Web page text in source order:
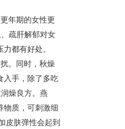
年期的女性更
疏肝解郁对女
都有好处。
。同时，秋燥
入手，除了多吃
燥良方。燕
物质，可刺激细
皮肤弹性会起到